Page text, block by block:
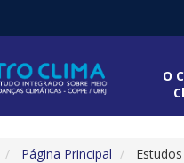
O
Página Principal